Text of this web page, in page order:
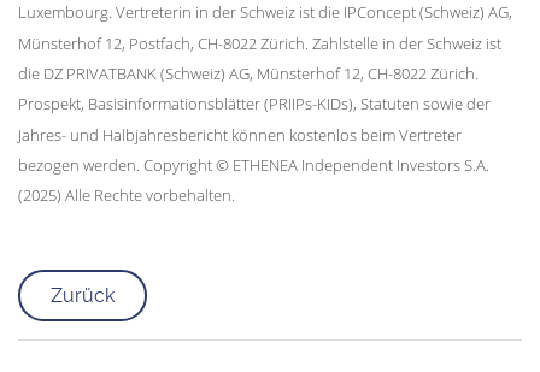
Luxembourg. Vertreterin in der Schweiz ist die IPConcept (Schweiz) AG,
Münsterhof 12, Postfach, CH-8022 Zürich. Zahlstelle in der Schweiz ist
die DZ PRIVATBANK (Schweiz) AG, Münsterhof 12, CH-8022 Zürich.
Prospekt, Basisinformationsblätter (PRIIPs-KIDs), Statuten sowie der
Jahres- und Halbjahresbericht können kostenlos beim Vertreter
bezogen werden. Copyright © ETHENEA Independent Investors S.A.
(2025) Alle Rechte vorbehalten.
Zurück